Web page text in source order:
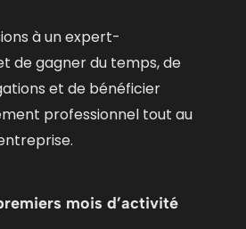
à un expert-
de gagner du temps, de
et de bénéficier
professionnel tout au
mois d’activité